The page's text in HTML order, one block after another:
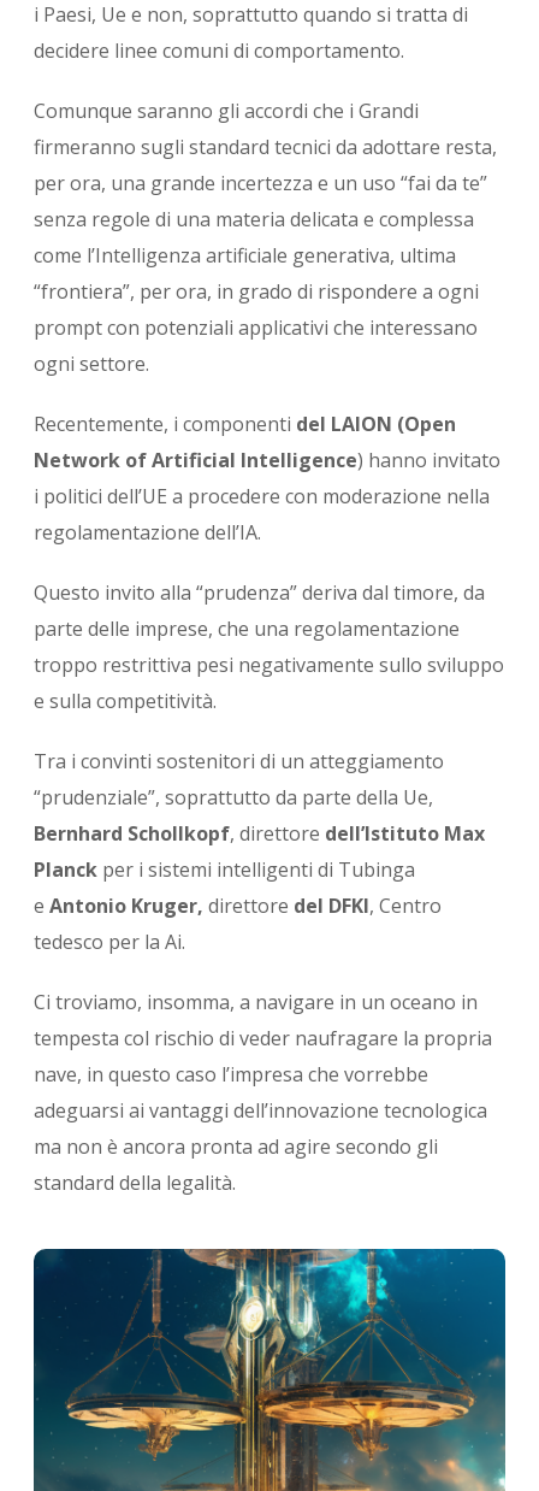
i Paesi, Ue e non, soprattutto quando si tratta di
decidere linee comuni di comportamento.
Comunque saranno gli accordi che i Grandi
firmeranno sugli standard tecnici da adottare resta,
per ora, una grande incertezza e un uso “fai da te”
senza regole di una materia delicata e complessa
come l’Intelligenza artificiale generativa, ultima
“frontiera”, per ora, in grado di rispondere a ogni
prompt con potenziali applicativi che interessano
ogni settore.
Recentemente, i componenti del LAION (Open
Network of Artificial Intelligence) hanno invitato
i politici dell’UE a procedere con moderazione nella
regolamentazione dell’IA.
Questo invito alla “prudenza” deriva dal timore, da
parte delle imprese, che una regolamentazione
troppo restrittiva pesi negativamente sullo sviluppo
e sulla competitività.
Tra i convinti sostenitori di un atteggiamento
“prudenziale”, soprattutto da parte della Ue,
Bernhard Schollkopf, direttore dell’Istituto Max
Planckper i sistemi intelligenti di Tubinga
e Antonio Kruger, direttore del DFKI, Centro
tedesco per la Ai.
Ci troviamo, insomma, a navigare in un oceano in
tempesta col rischio di veder naufragare la propria
nave, in questo caso l’impresa che vorrebbe
adeguarsi ai vantaggi dell’innovazione tecnologica
ma non è ancora pronta ad agire secondo gli
standard della legalità.